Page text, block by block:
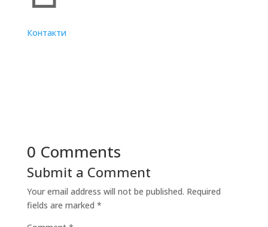
Контакти
0 Comments
Submit a Comment
Your email address will not be published. Required
fields are marked *